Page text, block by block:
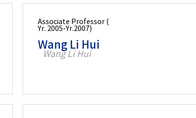
Associate Professor (
Yr. 2005-Yr.2007)
Wang Li Hui
Wang Li Hui